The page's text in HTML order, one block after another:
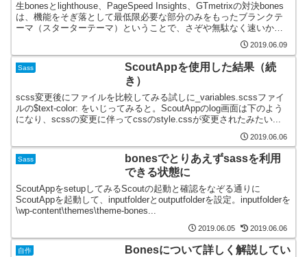
生bonesとlighthouse、PageSpeed Insights、GTmetrixの対決bones
は、機能をそぎ落として最低限必要な部分のみをもったブランクテ
ーマ（スターターテーマ）ということで、さぞや無駄なく速いかと
2019.06.09
Sass
ScoutAppを使用した結果（続
き）
scss変更後にファイルを比較してみる試しに_variables.scssファイ
ルの$text-color: をいじってみると。ScoutAppのlog画面は下のよう
になり、scssの変更に伴ってcssのstyle.cssが変更されたみたい...
2019.06.06
Sass
bonesでとりあえずsassを利用
できる状態に
ScoutAppをsetupしてみるScoutの起動と確認をなぞる通りに
ScoutAppを起動して、inputfolderとoutputfolderを設定。inputfolderを
\wp-content\themes\theme-bones...
2019.06.05 2019.06.06
自作
Bonesについて詳しく解説してい